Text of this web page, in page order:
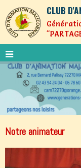
CLUB
Notre animateur